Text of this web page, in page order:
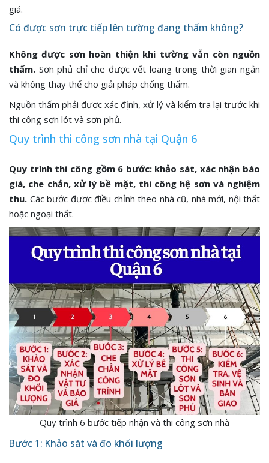
giá.
Có được sơn trực tiếp lên tường đang thấm không?
Không được sơn hoàn thiện khi tường vẫn còn nguồn
thấm. Sơn phủ chỉ che được vết loang trong thời gian ngắn
và không thay thế cho giải pháp chống thấm.
Nguồn thấm phải được xác định, xử lý và kiểm tra lại trước khi
thi công sơn lót và sơn phủ.
Quy trình thi công sơn nhà tại Quận 6
Quy trình thi công gồm 6 bước: khảo sát, xác nhận báo
giá, che chắn, xử lý bề mặt, thi công hệ sơn và nghiệm
thu. Các bước được điều chỉnh theo nhà cũ, nhà mới, nội thất
hoặc ngoại thất.
Quy trình 6 bước tiếp nhận và thi công sơn nhà
Bước 1: Khảo sát và đo khối lượng